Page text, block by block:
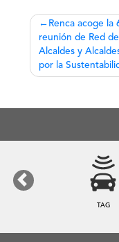
de
entradas
Renca acoge la
reunión de Red de
Alcaldes y
por la
TAG
Previous